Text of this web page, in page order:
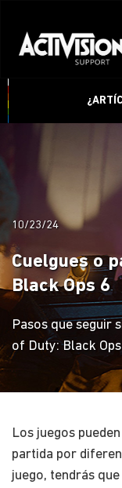
10/23/24
Cuelgues o
Black Ops 6
Pasos que seguir
of Duty: Black
Los juegos
partida por
juego, tendrás